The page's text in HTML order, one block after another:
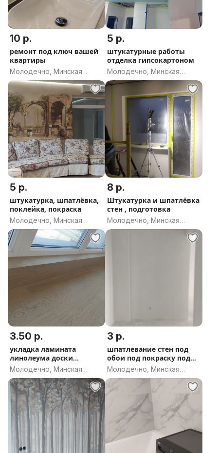
10 р.
ремонт под ключ вашей
квартиры
Молодечно, Минская
область
5 р.
штукатурные работы
отделка гипсокартоном
Молодечно, Минская
область
5 р.
штукатурка, шпатлёвка,
поклейка, покраска
Молодечно, Минская
область
8 р.
Штукатурка и шпатлёвка
стен , подготовка
Молодечно, Минская
область
3.50 р.
укладка ламината
линолеума доски
ковролина
Молодечно, Минская
область
3 р.
шпатлевание стен под
обои под покраску под
декор
Молодечно, Минская
область